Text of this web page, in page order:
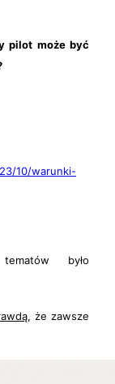
pilot może być
10/warunki-
było
, że zawsze